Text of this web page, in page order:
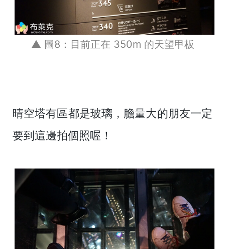
▲ 圖8：目前正在 350m 的天望甲板
晴空塔有區都是玻璃，膽量大的朋友一定
要到這邊拍個照喔！